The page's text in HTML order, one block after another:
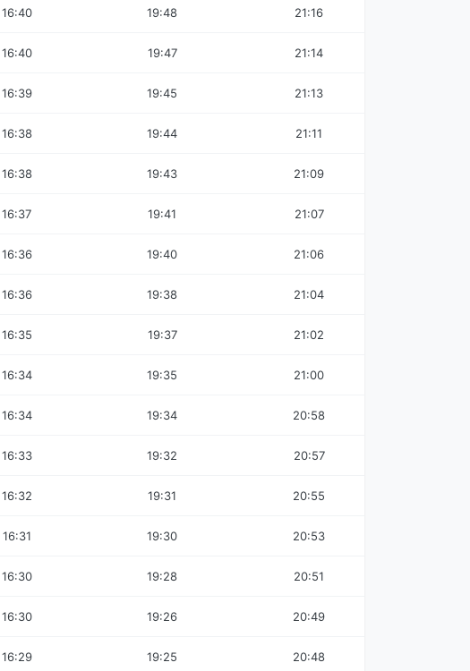
16:40 19:48 21:16
16:40 19:47 21:14
16:39 19:45 21:13
16:38 19:44 21:11
16:38 19:43 21:09
16:37 19:41 21:07
16:36 19:40 21:06
16:36 19:38 21:04
16:35 19:37 21:02
16:34 19:35 21:00
16:34 19:34 20:58
16:33 19:32 20:57
16:32 19:31 20:55
16:31 19:30 20:53
16:30 19:28 20:51
16:30 19:26 20:49
16:29 19:25 20:48